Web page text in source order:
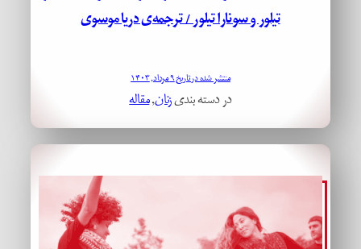
تیلور و سونارا تیلور / ترجمه‌ی دریا موسوی
منتشر شده در تاریخ ۹ مرداد, ۱۴۰۳
در دسته بندیزنان, مقاله